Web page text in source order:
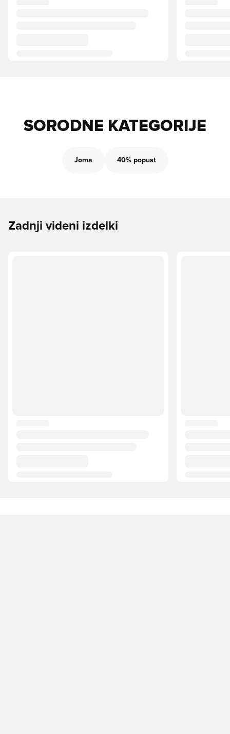
SORODNE KATEGORIJE
Joma 40% popust
Zadnji videni izdelki